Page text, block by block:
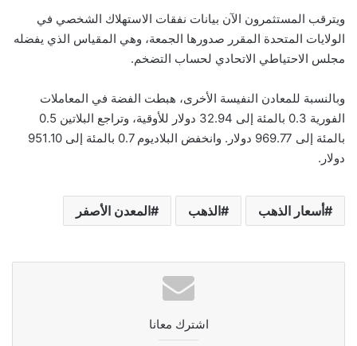
ويترقب المستثمرون الآن بيانات نفقات الاستهلاك الشخصي في
الولايات المتحدة المقرر صدورها الجمعة، وهي المقياس الذي يفضله
مجلس الاحتياطي الاتحادي لحساب التضخم.
وبالنسبة للمعادن النفيسة الأخرى، هبطت الفضة في المعاملات
الفورية 0.3 بالمئة إلى 32.94 دولار للأوقية، وتراجع البلاتين 0.5
بالمئة إلى 969.77 دولار. وانخفض البلاديوم 0.7 بالمئة إلى 951.10
دولار.
أسعار الذهب الذهب المعدن الأصفر
اشترك معانا